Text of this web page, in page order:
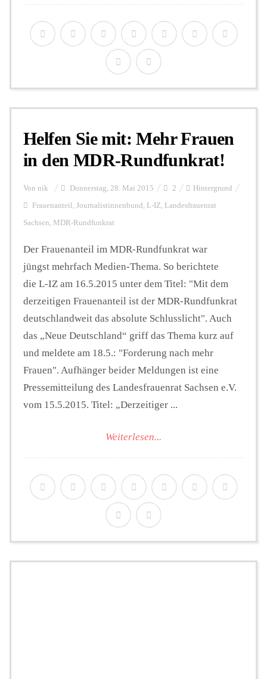
Helfen Sie mit: Mehr Frauen
in den MDR-Rundfunkrat!
Von nik Donnerstag, 28. Mai 2015 2 Hintergrund
Frauenanteil, Journalistinnenbund, L-IZ, Landesfrauenrat
Sachsen, MDR-Rundfunkrat
Der Frauenanteil im MDR-Rundfunkrat war
jüngst mehrfach Medien-Thema. So berichtete
die L-IZ am 16.5.2015 unter dem Titel: "Mit dem
derzeitigen Frauenanteil ist der MDR-Rundfunkrat
deutschlandweit das absolute Schlusslicht". Auch
das „Neue Deutschland“ griff das Thema kurz auf
und meldete am 18.5.: "Forderung nach mehr
Frauen". Aufhänger beider Meldungen ist eine
Pressemitteilung des Landesfrauenrat Sachsen e.V.
vom 15.5.2015. Titel: „Derzeitiger ...
Weiterlesen...